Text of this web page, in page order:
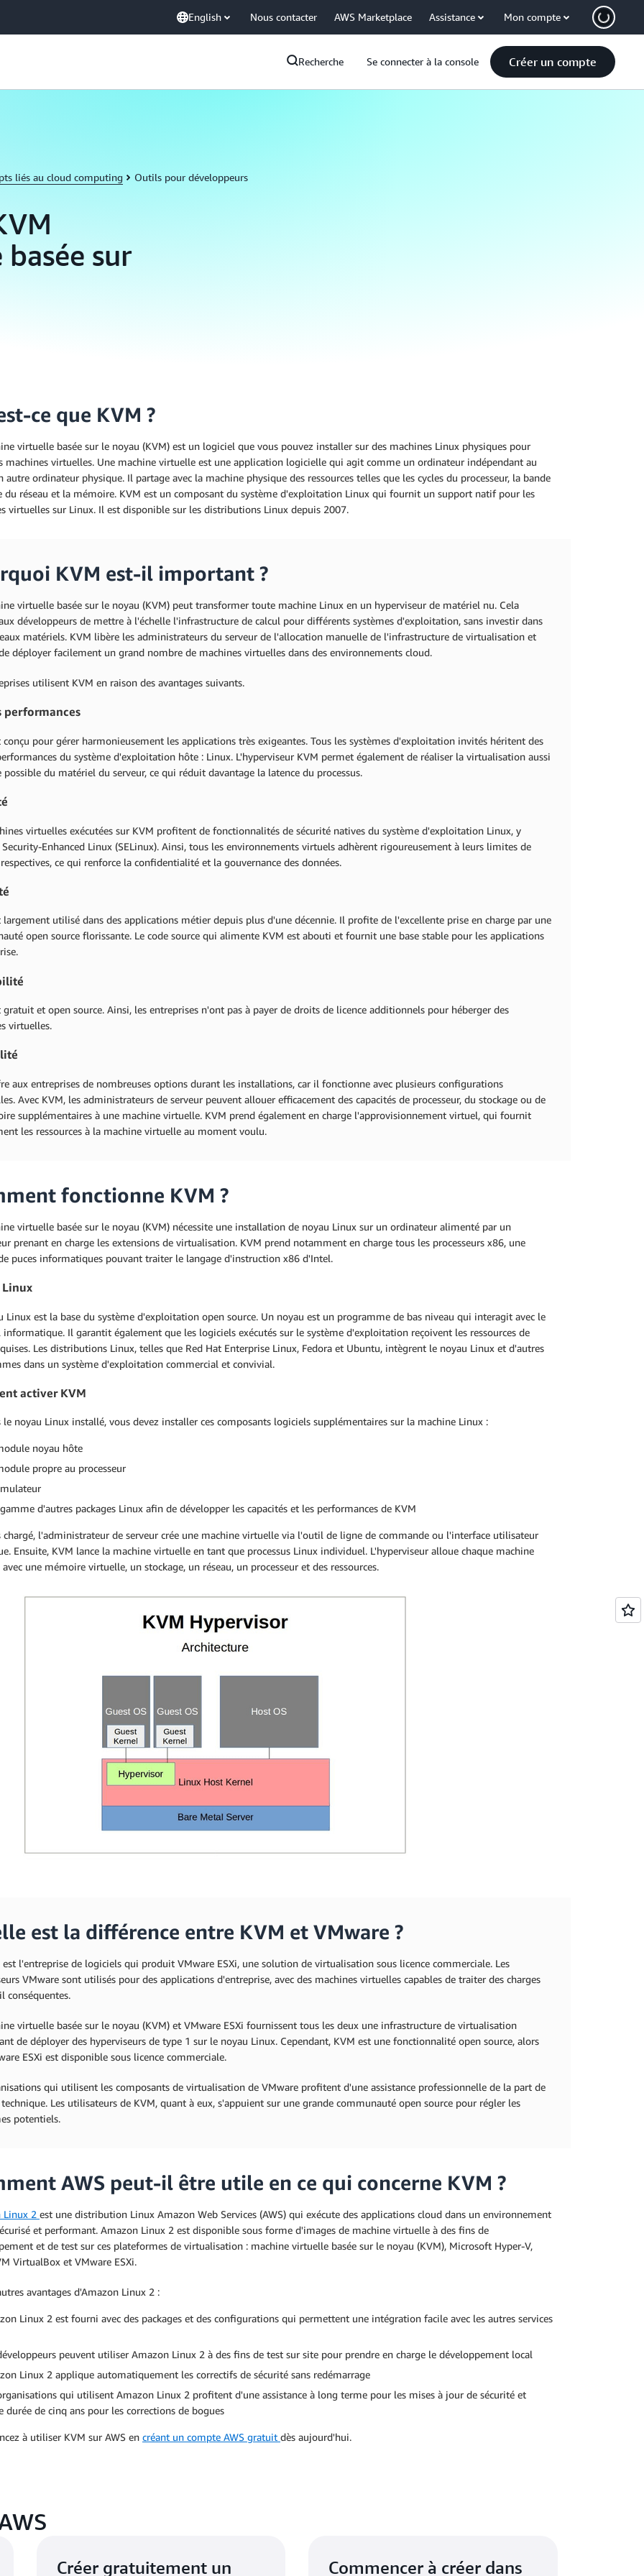
English Nous contacter AWS Marketplace Assistance Mon compte
Recherche Se connecter à la console Créer un compte
liés au cloud computing Outils pour développeurs
sur
ce que KVM ?
virtuelle basée sur le noyau (KVM) est un logiciel que vous pouvez installer sur des machines Linux physiques pour
machines virtuelles. Une machine virtuelle est une application logicielle qui agit comme un ordinateur indépendant au
autre ordinateur physique. Il partage avec la machine physique des ressources telles que les cycles du processeur, la bande
du réseau et la mémoire. KVM est un composant du système d'exploitation Linux qui fournit un support natif pour les
virtuelles sur Linux. Il est disponible sur les distributions Linux depuis 2007.
KVM est-il important ?
virtuelle basée sur le noyau (KVM) peut transformer toute machine Linux en un hyperviseur de matériel nu. Cela
développeurs de mettre à l'échelle l'infrastructure de calcul pour différents systèmes d'exploitation, sans investir dans
matériels. KVM libère les administrateurs du serveur de l'allocation manuelle de l'infrastructure de virtualisation et
déployer facilement un grand nombre de machines virtuelles dans des environnements cloud.
utilisent KVM en raison des avantages suivants.
performances
conçu pour gérer harmonieusement les applications très exigeantes. Tous les systèmes d'exploitation invités héritent des
du système d'exploitation hôte : Linux. L'hyperviseur KVM permet également de réaliser la virtualisation aussi
possible du matériel du serveur, ce qui réduit davantage la latence du processus.
virtuelles exécutées sur KVM profitent de fonctionnalités de sécurité natives du système d'exploitation Linux, y
Enhanced Linux (SELinux). Ainsi, tous les environnements virtuels adhèrent rigoureusement à leurs limites de
ce qui renforce la confidentialité et la gouvernance des données.
largement utilisé dans des applications métier depuis plus d'une décennie. Il profite de l'excellente prise en charge par une
open source florissante. Le code source qui alimente KVM est abouti et fournit une base stable pour les applications
gratuit et open source. Ainsi, les entreprises n'ont pas à payer de droits de licence additionnels pour héberger des
virtuelles.
aux entreprises de nombreuses options durant les installations, car il fonctionne avec plusieurs configurations
Avec KVM, les administrateurs de serveur peuvent allouer efficacement des capacités de processeur, du stockage ou de
supplémentaires à une machine virtuelle. KVM prend également en charge l'approvisionnement virtuel, qui fournit
les ressources à la machine virtuelle au moment voulu.
fonctionne KVM ?
virtuelle basée sur le noyau (KVM) nécessite une installation de noyau Linux sur un ordinateur alimenté par un
prenant en charge les extensions de virtualisation. KVM prend notamment en charge tous les processeurs x86, une
puces informatiques pouvant traiter le langage d'instruction x86 d'Intel.
Linux est la base du système d'exploitation open source. Un noyau est un programme de bas niveau qui interagit avec le
Il garantit également que les logiciels exécutés sur le système d'exploitation reçoivent les ressources de
Les distributions Linux, telles que Red Hat Enterprise Linux, Fedora et Ubuntu, intègrent le noyau Linux et d'autres
dans un système d'exploitation commercial et convivial.
activer KVM
le noyau Linux installé, vous devez installer ces composants logiciels supplémentaires sur la machine Linux :
noyau hôte
propre au processeur
d'autres packages Linux afin de développer les capacités et les performances de KVM
chargé, l'administrateur de serveur crée une machine virtuelle via l'outil de ligne de commande ou l'interface utilisateur
Ensuite, KVM lance la machine virtuelle en tant que processus Linux individuel. L'hyperviseur alloue chaque machine
une mémoire virtuelle, un stockage, un réseau, un processeur et des ressources.
est la différence entre KVM et VMware ?
est l'entreprise de logiciels qui produit VMware ESXi, une solution de virtualisation sous licence commerciale. Les
VMware sont utilisés pour des applications d'entreprise, avec des machines virtuelles capables de traiter des charges
conséquentes.
virtuelle basée sur le noyau (KVM) et VMware ESXi fournissent tous les deux une infrastructure de virtualisation
de déployer des hyperviseurs de type 1 sur le noyau Linux. Cependant, KVM est une fonctionnalité open source, alors
ESXi est disponible sous licence commerciale.
qui utilisent les composants de virtualisation de VMware profitent d'une assistance professionnelle de la part de
Les utilisateurs de KVM, quant à eux, s'appuient sur une grande communauté open source pour régler les
potentiels.
AWS peut-il être utile en ce qui concerne KVM ?
Linux 2 est une distribution Linux Amazon Web Services (AWS) qui exécute des applications cloud dans un environnement
et performant. Amazon Linux 2 est disponible sous forme d'images de machine virtuelle à des fins de
et de test sur ces plateformes de virtualisation : machine virtuelle basée sur le noyau (KVM), Microsoft Hyper-V,
VirtualBox et VMware ESXi.
avantages d'Amazon Linux 2 :
Linux 2 est fourni avec des packages et des configurations qui permettent une intégration facile avec les autres services
peuvent utiliser Amazon Linux 2 à des fins de test sur site pour prendre en charge le développement local
Linux 2 applique automatiquement les correctifs de sécurité sans redémarrage
qui utilisent Amazon Linux 2 profitent d'une assistance à long terme pour les mises à jour de sécurité et
durée de cinq ans pour les corrections de bogues
à utiliser KVM sur AWS en créant un compte AWS gratuit dès aujourd'hui.
Créer gratuitement un Commencer à créer dans